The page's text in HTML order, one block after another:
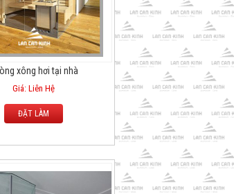
xông hơi tại nhà
Giá: Liên Hệ
ĐẶT LÀM